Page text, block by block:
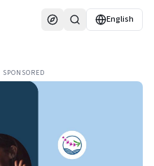
English
SPONSORED